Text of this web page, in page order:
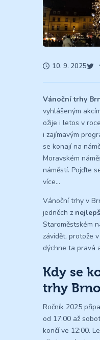
10. 9. 2025
Vánoční trhy
vyhlášeným
ožije i letos v
i zajímavým
se konají na
Moravském
náměstí. Pojďte
více…
Vánoční trhy v
jedněch z
Staroměstském
závidět, protože
dýchne ta pravá
Kdy se
trhy
Ročník 2025
od 17:00 až
končí ve 12:00.